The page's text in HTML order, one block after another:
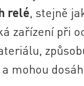
relé, stejně
zařízení při
mohou